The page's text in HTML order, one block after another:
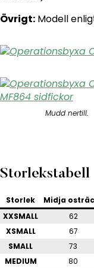
Övrigt: Modell
Mudd nertill.
Storlekstabell
Storlek Midja
XXSMALL
62
XSMALL
67
SMALL
73
MEDIUM
80